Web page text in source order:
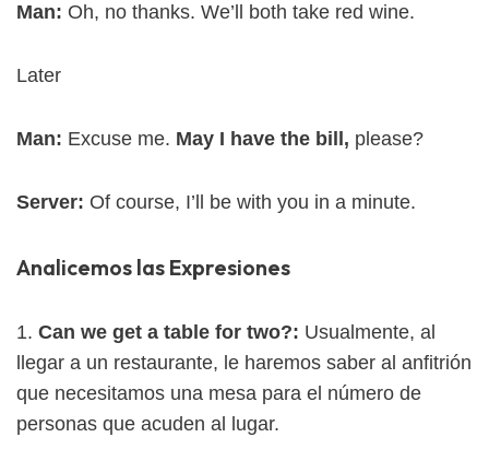
Man: Oh, no thanks. We’ll both take red wine.
Later
Man: Excuse me. May I have the bill, please?
Server: Of course, I’ll be with you in a minute.
Analicemos las Expresiones
1. Can we get a table for two?: Usualmente, al
llegar a un restaurante, le haremos saber al anfitrión
que necesitamos una mesa para el número de
personas que acuden al lugar.